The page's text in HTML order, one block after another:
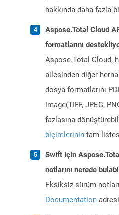
hakkında daha fazla
Aspose.Total Cloud
formatlarını
Aspose.Total Cloud,
ailesinden diğer
dosya formatlarını
image(TIFF, JPEG,
fazlasına
biçimlerinin tam
Swift için
notlarını nerede
Eksiksiz sürüm notları
Documentation